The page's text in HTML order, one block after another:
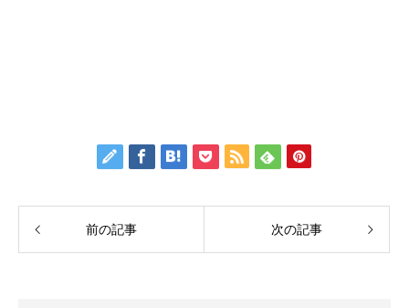
前の記事 次の記事